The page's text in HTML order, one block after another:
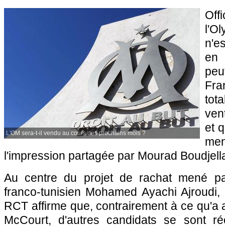
L'OM sera-t-il vendu au cours des prochains mois ?
en
et
l'impression partagée par Mourad
Au centre du projet de rachat mené
franco-tunisien Mohamed Ayachi
RCT affirme que, contrairement à ce qu'a
McCourt, d'autres candidats se sont